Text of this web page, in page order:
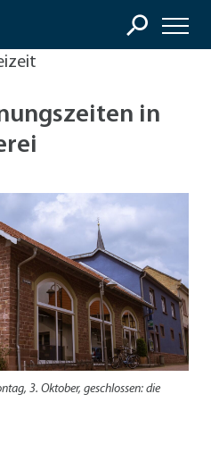
in
3. Oktober, geschlossen: die